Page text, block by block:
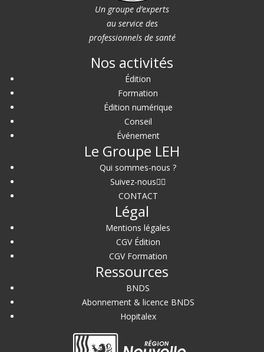
Un groupe d’experts
au service des
professionnels de santé
Nos activités
Édition
Formation
Édition numérique
Conseil
Événement
Le Groupe LEH
Qui sommes-nous ?
Suivez-nous
CONTACT
Légal
Mentions légales
CGV Édition
CGV Formation
Ressources
BNDS
Abonnement & licence BNDS
Hopitalex